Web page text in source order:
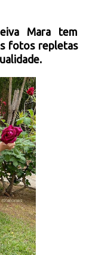
Mara tem
fotos repletas